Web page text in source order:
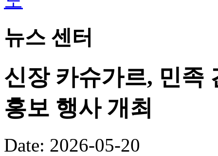
뉴스 센터
신장 카슈가르, 민족
홍보 행사 개최
Date: 2026-05-20